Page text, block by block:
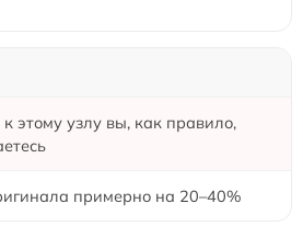
этому узлу вы, как правило,
примерно на 20–40%